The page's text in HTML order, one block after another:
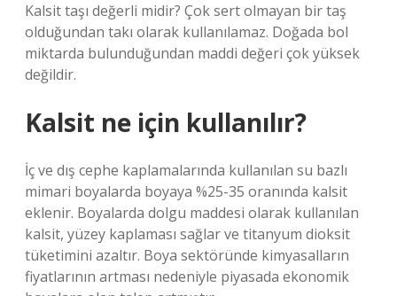
Kalsit taşı değerli midir? Çok sert olmayan bir taş
olduğundan takı olarak kullanılamaz. Doğada bol
miktarda bulunduğundan maddi değeri çok yüksek
değildir.
Kalsit ne için kullanılır?
İç ve dış cephe kaplamalarında kullanılan su bazlı
mimari boyalarda boyaya %25-35 oranında kalsit
eklenir. Boyalarda dolgu maddesi olarak kullanılan
kalsit, yüzey kaplaması sağlar ve titanyum dioksit
tüketimini azaltır. Boya sektöründe kimyasalların
fiyatlarının artması nedeniyle piyasada ekonomik